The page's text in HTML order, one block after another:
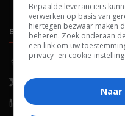
SOCIALS
Facebook
X (Twitter)
LinkedIn
Bepaalde leveranciers
verwerken op basis van
hiertegen bezwaar maken
beheren. Zoek onderaan
een link om uw
privacy- en cookie-
Naar